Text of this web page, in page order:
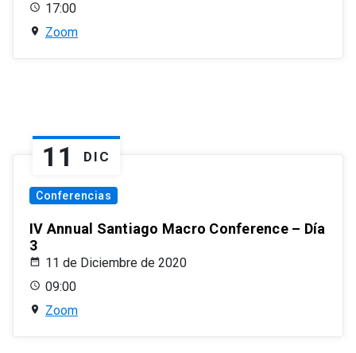
17:00
Zoom
11 DIC
Conferencias
IV Annual Santiago Macro Conference – Día
3
11 de Diciembre de 2020
09:00
Zoom